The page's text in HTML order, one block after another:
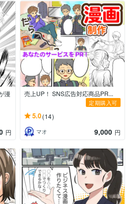
漫
円
売上UP！ SNS広告対応商品PR...
定期購入可
5.0(14)
マオ 9,000 円